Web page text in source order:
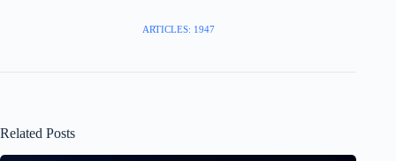
ARTICLES: 1947
Related Posts